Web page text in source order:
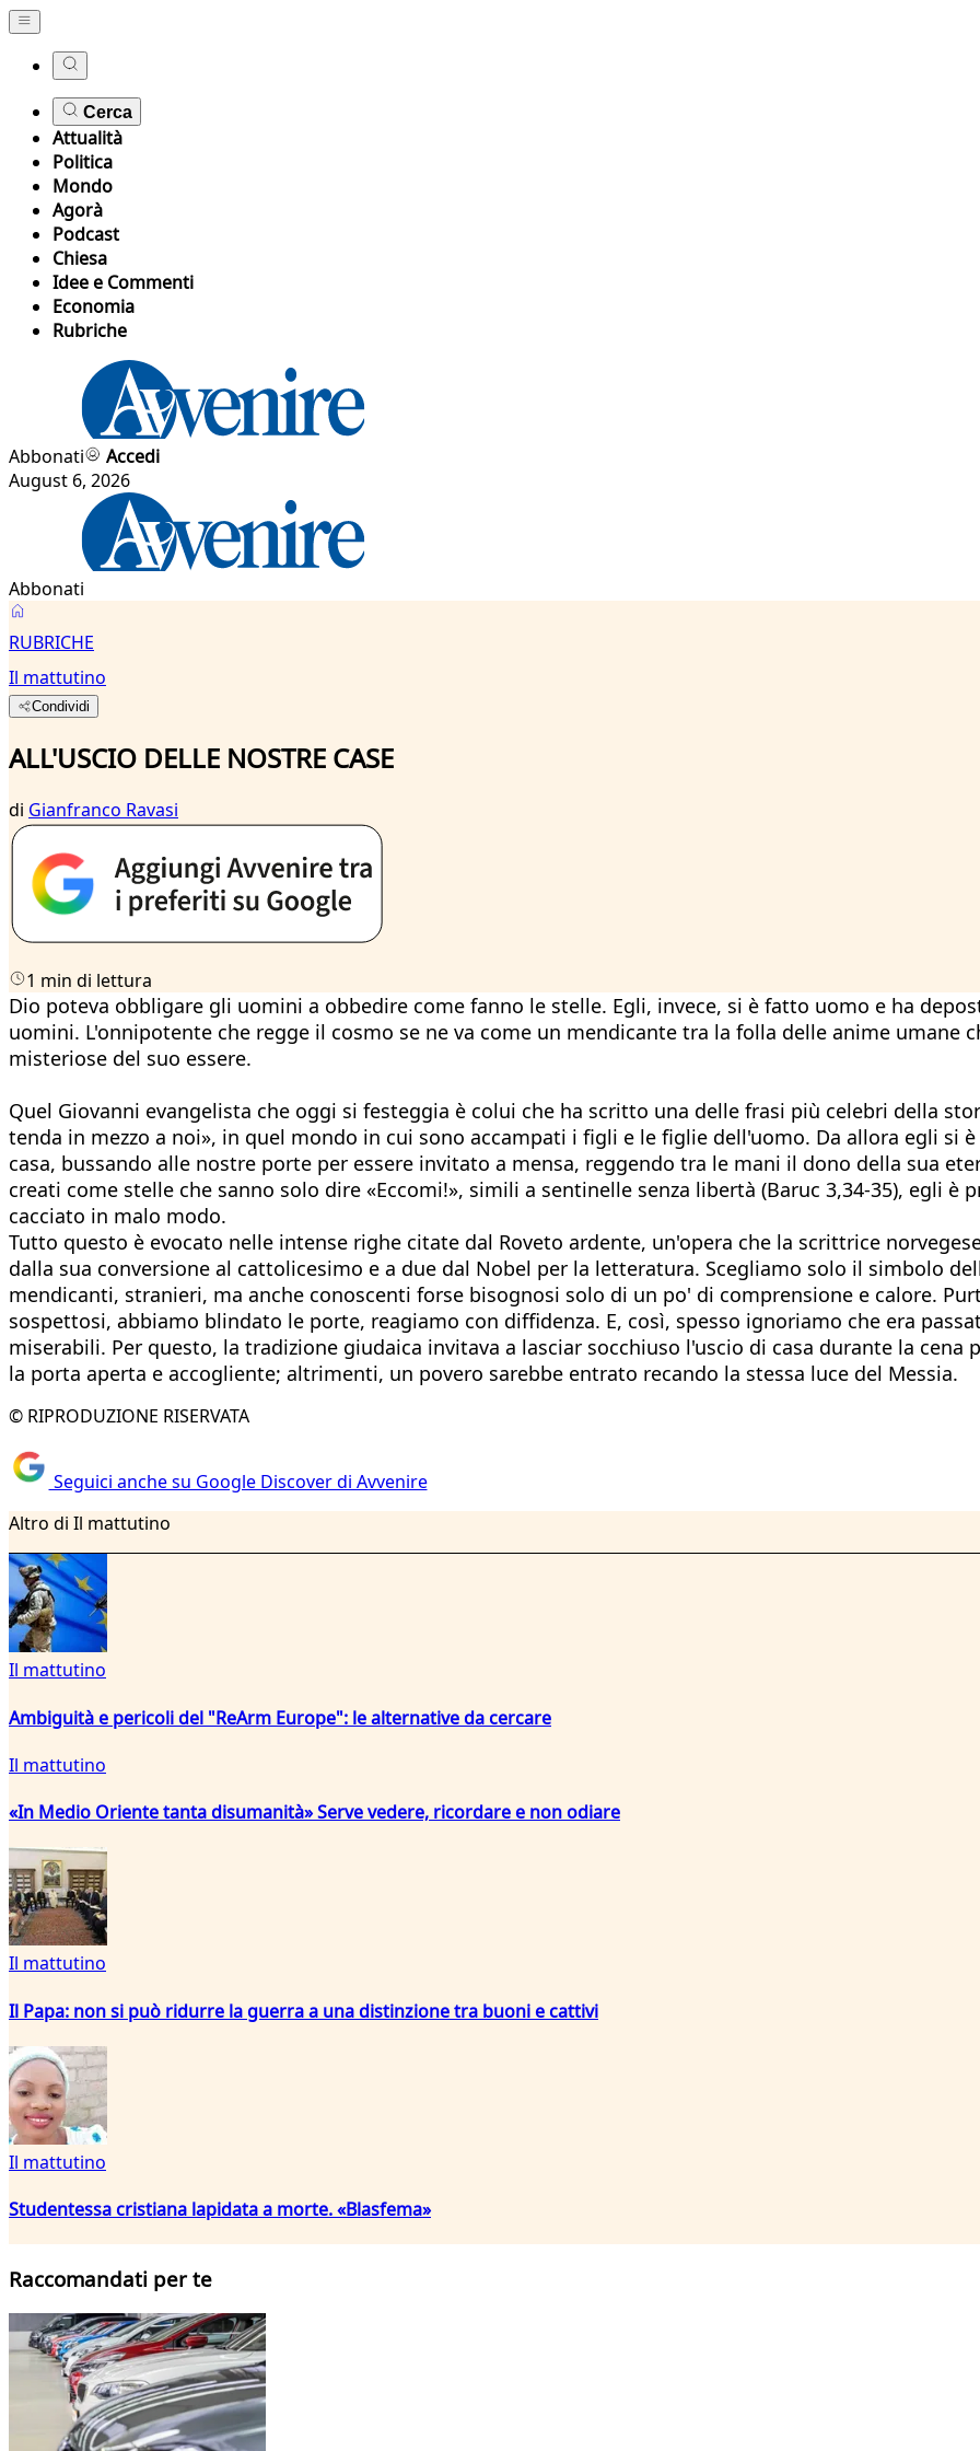
Cerca
Attualità
Politica
Mondo
Agorà
Podcast
Chiesa
Idee e Commenti
Economia
Rubriche
Abbonati
Accedi
August 6, 2026
Abbonati
RUBRICHE
Il mattutino
Condividi
ALL'USCIO DELLE NOSTRE CASE
di Gianfranco Ravasi
1 min di lettura
Dio poteva obbligare gli uomini a obbedire come fanno le stelle. Egli, invece, si è fatto uomo e ha
uomini. L'onnipotente che regge il cosmo se ne va come un mendicante tra la folla delle anime umane
misteriose del suo essere.
Quel Giovanni evangelista che oggi si festeggia è colui che ha scritto una delle frasi più celebri della
tenda in mezzo a noi», in quel mondo in cui sono accampati i figli e le figlie dell'uomo. Da allora egli si
casa, bussando alle nostre porte per essere invitato a mensa, reggendo tra le mani il dono della sua
creati come stelle che sanno solo dire «Eccomi!», simili a sentinelle senza libertà (Baruc 3,34-35), egli è
cacciato in malo modo.
Tutto questo è evocato nelle intense righe citate dal Roveto ardente, un'opera che la scrittrice
dalla sua conversione al cattolicesimo e a due dal Nobel per la letteratura. Scegliamo solo il simbolo
mendicanti, stranieri, ma anche conoscenti forse bisognosi solo di un po' di comprensione e calore.
sospettosi, abbiamo blindato le porte, reagiamo con diffidenza. E, così, spesso ignoriamo che era
miserabili. Per questo, la tradizione giudaica invitava a lasciar socchiuso l'uscio di casa durante la cena
la porta aperta e accogliente; altrimenti, un povero sarebbe entrato recando la stessa luce del Messia.
© RIPRODUZIONE RISERVATA
Seguici anche su Google Discover di Avvenire
Altro di Il mattutino
Il mattutino
Ambiguità e pericoli del "ReArm Europe": le alternative da cercare
Il mattutino
«In Medio Oriente tanta disumanità» Serve vedere, ricordare e non odiare
Il mattutino
Il Papa: non si può ridurre la guerra a una distinzione tra buoni e cattivi
Il mattutino
Studentessa cristiana lapidata a morte. «Blasfema»
Raccomandati per te